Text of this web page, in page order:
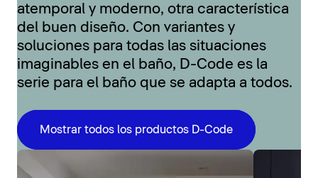
atemporal y moderno, otra característica
del buen diseño. Con variantes y
soluciones para todas las situaciones
imaginables en el baño, D-Code es la
serie para el baño que se adapta a todos.
Mostrar todos los productos D-Code